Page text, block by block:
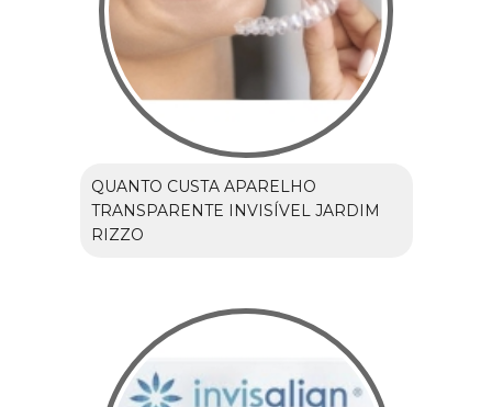
QUANTO CUSTA APARELHO
TRANSPARENTE INVISÍVEL JARDIM
RIZZO